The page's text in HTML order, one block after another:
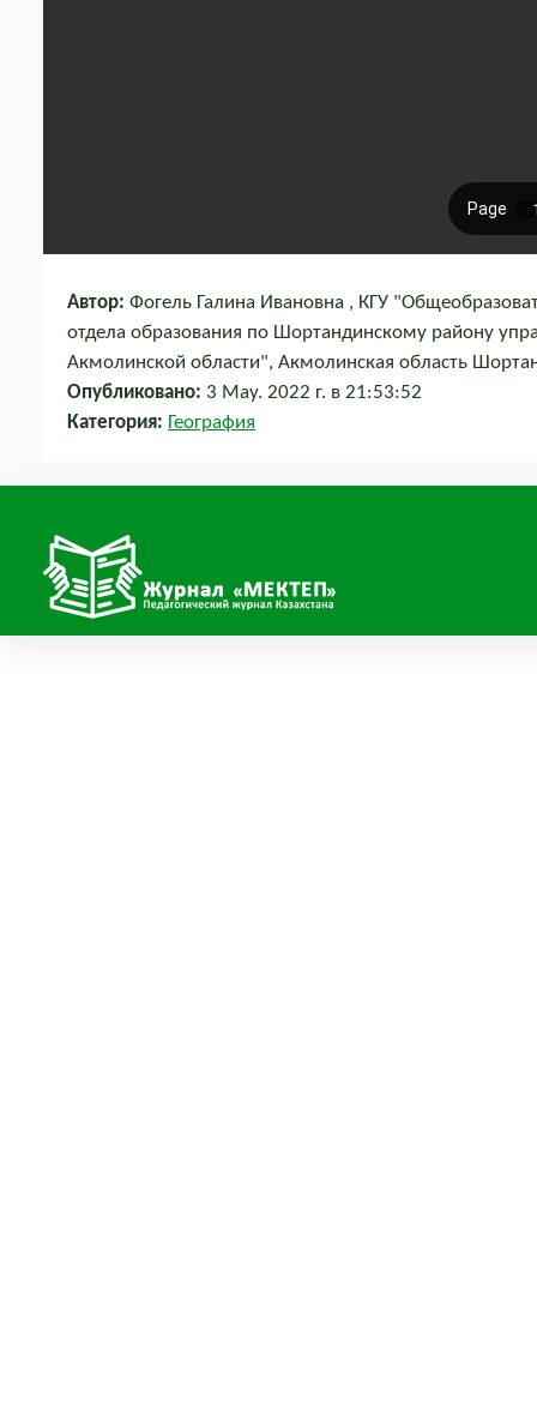
Автор: Фогель Галина Ивановна , КГУ
отдела образования по Шортандинскому району
Акмолинской области", Акмолинская область
Опубликовано: 3 May. 2022 г. в 21:53:52
Категория: География